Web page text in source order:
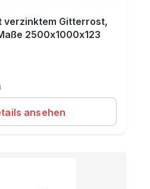
verzinktem Gitterrost,
2500x1000x123
ansehen